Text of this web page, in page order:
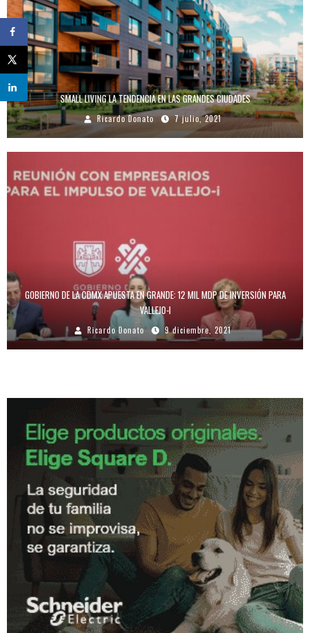
SMALL LIVING LA TENDENCIA EN LAS GRANDES CIUDADES
Ricardo Donato 7 julio, 2021
GOBIERNO DE LA CDMX APUESTA EN GRANDE: 12 MIL MDP DE INVERSIÓN PARA
VALLEJO-I
Ricardo Donato 9 diciembre, 2021